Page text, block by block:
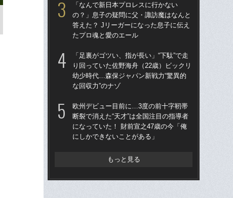
「なんで新日本プロレスに行かない
の？」息子の疑問に父・諏訪魔はなんと
答えた？ Jリーガーになった息子に伝え
たプロ魂と愛のエール
「足裏がゴツい、指が長い」“下駄”で走
り回っていた佐野海舟（22歳）ビックリ
幼少時代…森保ジャパン新戦力“驚異的
な回収力”のナゾ
欧州デビュー目前に…3度の前十字靭帯
断裂で消えた“天才”は全国注目の指導者
になっていた！ 財前宣之47歳の今「俺
にしかできないことがある」
もっと見る